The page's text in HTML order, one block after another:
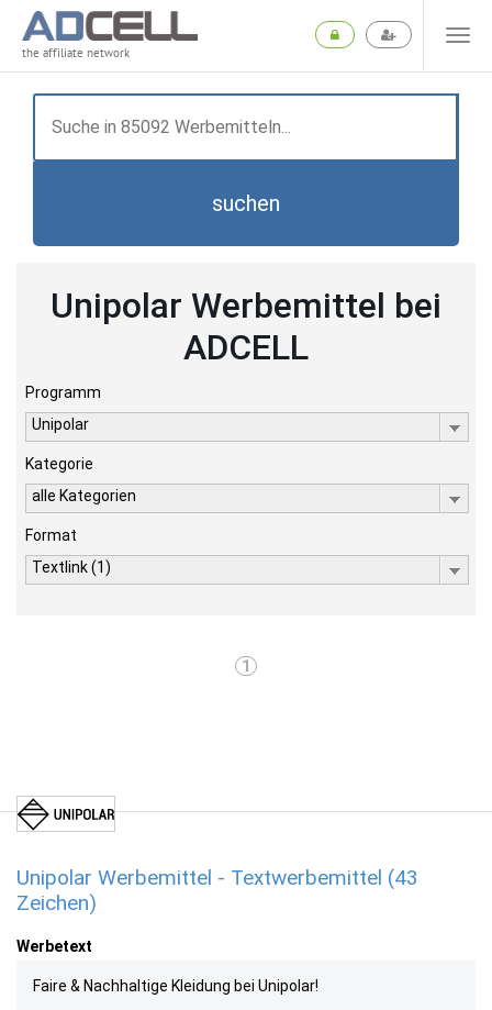
the affiliate network
suchen
Unipolar Werbemittel bei
ADCELL
Programm
Unipolar
Kategorie
alle Kategorien
Format
Textlink (1)
1
Unipolar Werbemittel - Textwerbemittel (43
Zeichen)
Werbetext
Faire & Nachhaltige Kleidung bei Unipolar!